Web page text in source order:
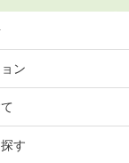
ン
す